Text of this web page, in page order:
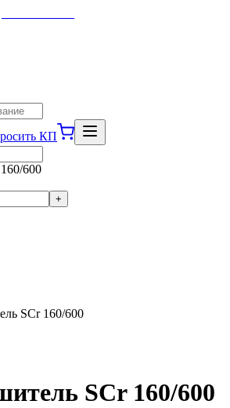
КП
600
+
SCr 160/600
SCr 160/600